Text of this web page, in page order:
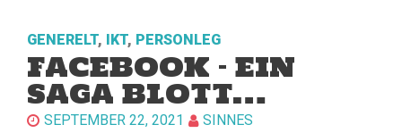
GENERELT, IKT, PERSONLEG
FACEBOOK – EIN
SAGA BLOTT…
SEPTEMBER 22, 2021
SINNES